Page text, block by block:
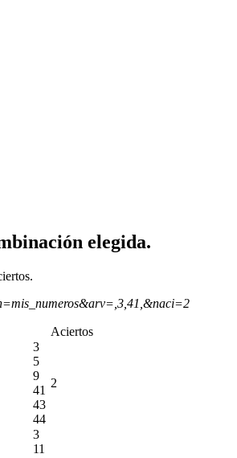
elegida.
Aciertos
3
5
9
41
43
44
2
3
11